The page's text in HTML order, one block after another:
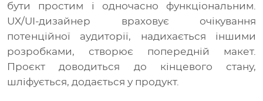
бути простим і одночасно функціональним.
UX/UI-дизайнер враховує очікування
потенційної аудиторії, надихається іншими
розробками, створює попередній макет.
Проєкт доводиться до кінцевого стану,
шліфується, додається у продукт.